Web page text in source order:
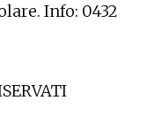
Info: 0432